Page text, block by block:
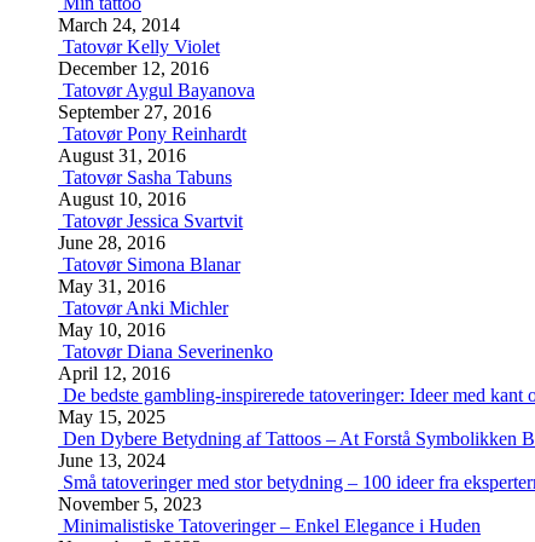
March 24, 2014
Tatovør Kelly Violet
December 12, 2016
Tatovør Aygul Bayanova
September 27, 2016
Tatovør Pony Reinhardt
August 31, 2016
Tatovør Sasha Tabuns
August 10, 2016
Tatovør Jessica Svartvit
June 28, 2016
Tatovør Simona Blanar
May 31, 2016
Tatovør Anki Michler
May 10, 2016
Tatovør Diana Severinenko
April 12, 2016
De bedste gambling-inspirerede tatoveringer: Ideer med kant
May 15, 2025
Den Dybere Betydning af Tattoos – At Forstå Symbolikken
June 13, 2024
Små tatoveringer med stor betydning – 100 ideer fra
November 5, 2023
Minimalistiske Tatoveringer – Enkel Elegance i Huden